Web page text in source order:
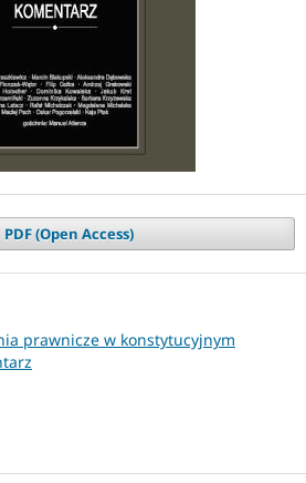
PDF (Open Access)
prawnicze w konstytucyjnym